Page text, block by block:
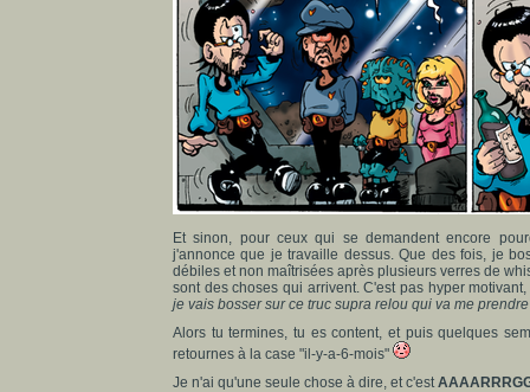
Et sinon, pour ceux qui se demandent encore
j'annonce que je travaille dessus. Que des fois, je
débiles et non maîtrisées après plusieurs verres de
sont des choses qui arrivent. C'est pas hyper
je vais bosser sur ce truc supra relou qui va me
Alors tu termines, tu es content, et puis quelques
retournes à la case "il-y-a-6-mois"
Je n'ai qu'une seule chose à dire, et c'est